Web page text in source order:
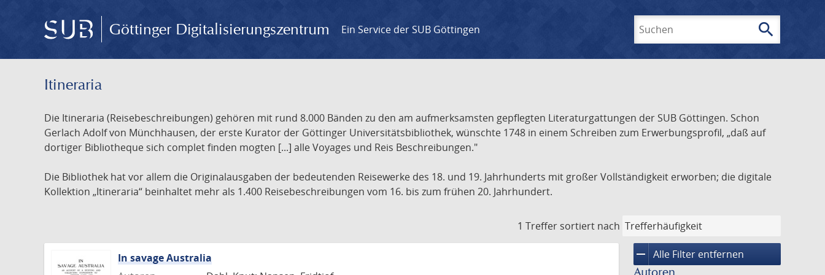
Göttinger Digitalisierungszentrum Ein Service der SUB Göttingen search
Itineraria
Die Itineraria (Reisebeschreibungen) gehören mit rund 8.000 Bänden zu den am aufmerksamsten gepflegten Literaturgattungen der SUB Göttingen. Schon
Gerlach Adolf von Münchhausen, der erste Kurator der Göttinger Universitätsbibliothek, wünschte 1748 in einem Schreiben zum Erwerbungsprofil, „daß auf
dortiger Bibliotheque sich complet finden mogten [...] alle Voyages und Reis Beschreibungen."
Die Bibliothek hat vor allem die Originalausgaben der bedeutenden Reisewerke des 18. und 19. Jahrhunderts mit großer Vollständigkeit erworben; die digitale
Kollektion „Itineraria“ beinhaltet mehr als 1.400 Reisebeschreibungen vom 16. bis zum frühen 20. Jahrhundert.
1 Treffer sortiert nach
remove Alle Filter entfernen
In savage Australia